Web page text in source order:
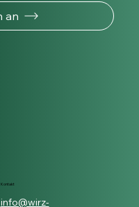
an
Kontakt
info@wirz-